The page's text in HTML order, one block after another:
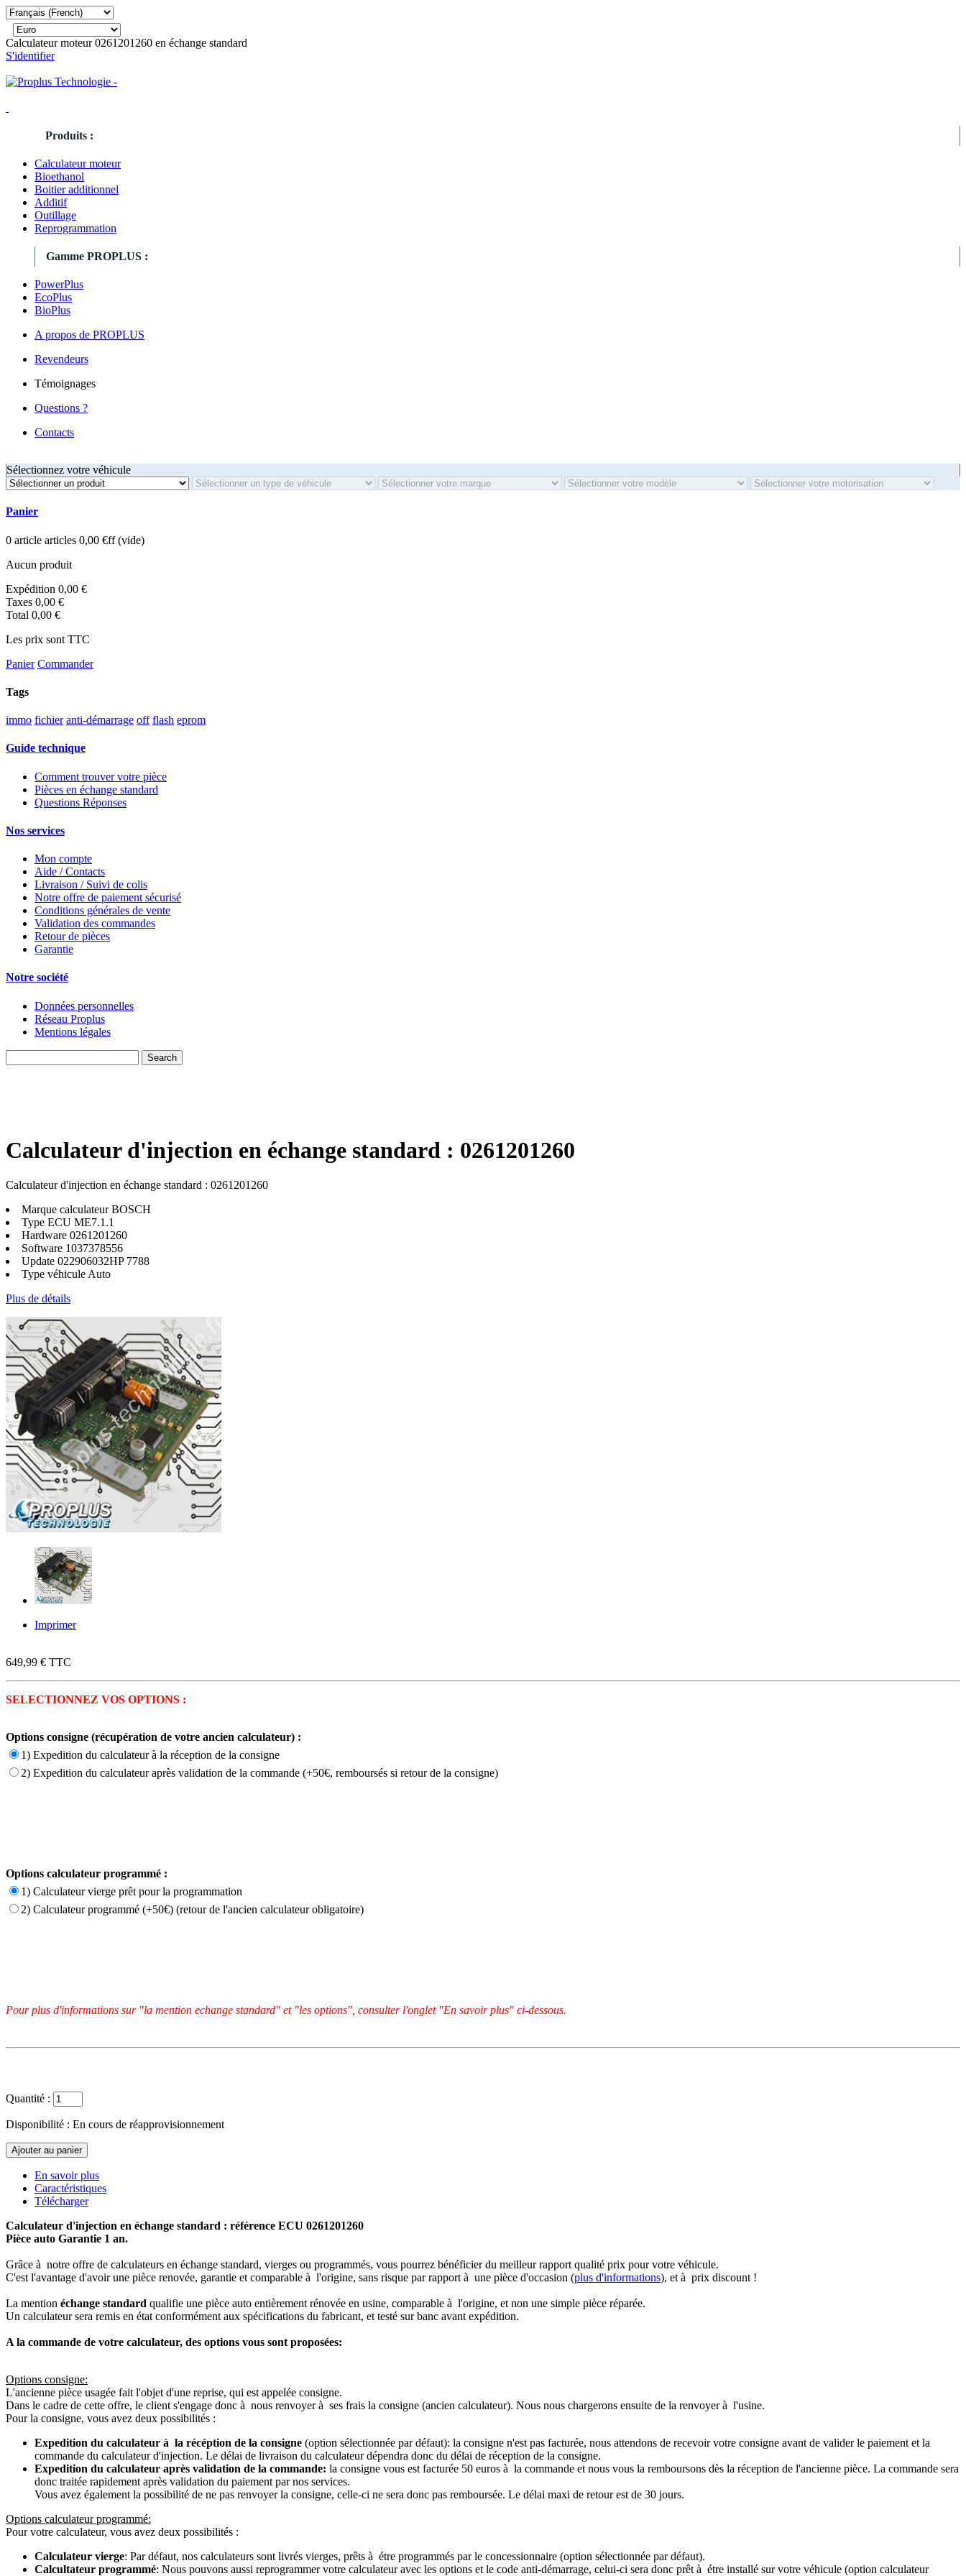
Calculateur moteur 0261201260 en échange standard
S'identifier
Produits :
Calculateur moteur
Bioethanol
Boitier additionnel
Additif
Outillage
Reprogrammation
Gamme PROPLUS :
PowerPlus
EcoPlus
BioPlus
A propos de PROPLUS
Revendeurs
Témoignages
Questions ?
Contacts
Sélectionnez votre véhicule
Panier
0 article articles 0,00 €ff (vide)
Aucun produit
Expédition 0,00 €
Taxes 0,00 €
Total 0,00 €
Les prix sont TTC
Panier Commander
Tags
immo fichier anti-démarrage off flash eprom
Guide technique
Comment trouver votre pièce
Pièces en échange standard
Questions Réponses
Nos services
Mon compte
Aide / Contacts
Livraison / Suivi de colis
Notre offre de paiement sécurisé
Conditions générales de vente
Validation des commandes
Retour de pièces
Garantie
Notre société
Données personnelles
Réseau Proplus
Mentions légales
Calculateur d'injection en échange standard : 0261201260
Calculateur d'injection en échange standard : 0261201260
Marque calculateurBOSCH
Type ECU ME7.1.1
Hardware 0261201260
Software 1037378556
Update 022906032HP 7788
Type véhicule Auto
Plus de détails
Imprimer
649,99 € TTC
SELECTIONNEZ VOS OPTIONS :
Options consigne (récupération de votre ancien calculateur) :
1) Expedition du calculateur à la réception de la consigne
2) Expedition du calculateur après validation de la commande (+50€, remboursés si retour de la consigne)
Options calculateur programmé :
1) Calculateur vierge prêt pour la programmation
2) Calculateur programmé (+50€) (retour de l'ancien calculateur obligatoire)
Pour plus d'informations sur "la mention echange standard" et "les options", consulter l'onglet "En savoir plus" ci-dessous.
Quantité :
Disponibilité : En cours de réapprovisionnement
En savoir plus
Caractéristiques
Télécharger
Calculateur d'injection en échange standard : référence ECU 0261201260
Pièce auto Garantie 1 an.
Grâce à notre offre de calculateurs en échange standard, vierges ou programmés, vous pourrez bénéficier du meilleur rapport qualité prix pour votre véhicule.
C'est l'avantage d'avoir une pièce renovée, garantie et comparable à l'origine, sans risque par rapport à une pièce d'occasion (plus d'informations), et à prix discount !
La mention échange standard qualifie une pièce auto entièrement rénovée en usine, comparable à l'origine, et non une simple pièce réparée.
Un calculateur sera remis en état conformément aux spécifications du fabricant, et testé sur banc avant expédition.
A la commande de votre calculateur, des options vous sont proposées:
Options consigne:
L'ancienne pièce usagée fait l'objet d'une reprise, qui est appelée consigne.
Dans le cadre de cette offre, le client s'engage donc à nous renvoyer à ses frais la consigne (ancien calculateur). Nous nous chargerons ensuite de la renvoyer à l'usine.
Pour la consigne, vous avez deux possibilités :
Expedition du calculateur à la récéption de la consigne (option sélectionnée par défaut): la consigne n'est pas facturée, nous attendons de recevoir votre consigne avant de valider le paiement et la
commande du calculateur d'injection. Le délai de livraison du calculateur dépendra donc du délai de réception de la consigne.
Expedition du calculateur après validation de la commande: la consigne vous est facturée 50 euros à la commande et nous vous la remboursons dès la réception de l'ancienne pièce. La commande sera
donc traitée rapidement après validation du paiement par nos services.
Vous avez également la possibilité de ne pas renvoyer la consigne, celle-ci ne sera donc pas remboursée. Le délai maxi de retour est de 30 jours.
Options calculateur programmé:
Pour votre calculateur, vous avez deux possibilités :
Calculateur vierge: Par défaut, nos calculateurs sont livrés vierges, prêts à étre programmés par le concessionnaire (option sélectionnée par défaut).
Calcultateur programmé: Nous pouvons aussi reprogrammer votre calculateur avec les options et le code anti-démarrage, celui-ci sera donc prêt à étre installé sur votre véhicule (option calculateur